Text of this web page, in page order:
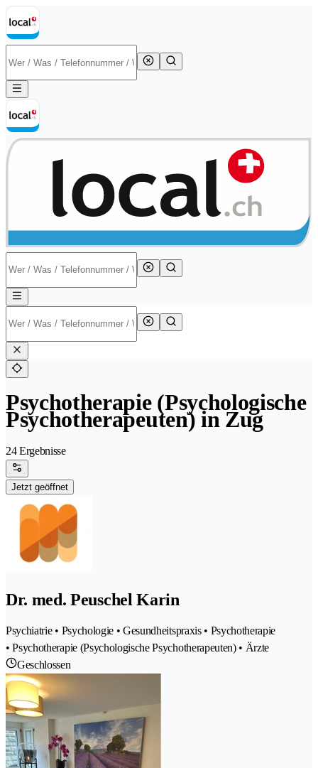
Psychotherapie (Psychologische
Psychotherapeuten) in Zug
24 Ergebnisse
Jetzt geöffnet
Dr. med. Peuschel Karin
Psychiatrie • Psychologie • Gesundheitspraxis • Psychotherapie
• Psychotherapie (Psychologische Psychotherapeuten) • Ärzte
Geschlossen